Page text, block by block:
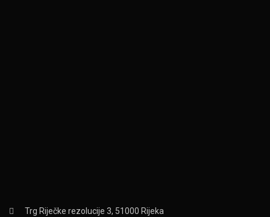
Trg Riječke rezolucije 3, 51000 Rijeka